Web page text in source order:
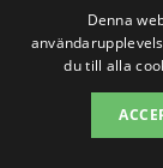
Sök
Denna
du till alla